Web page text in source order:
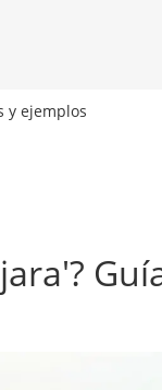
y ejemplos